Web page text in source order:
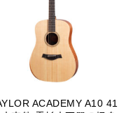
ACADEMY A10 41